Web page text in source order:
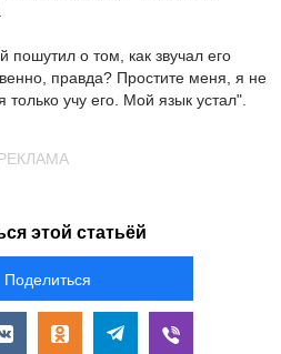
пошутил о том, как звучал его
правда? Простите меня, я не
учу его. Мой язык устал".
этой статьёй
Поделиться